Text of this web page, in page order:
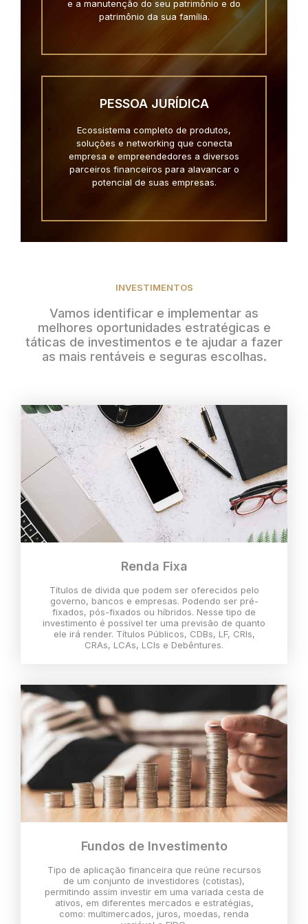
e a manutenção do seu patrimônio e do
patrimônio da sua família.
PESSOA JURÍDICA
Ecossistema completo de produtos,
soluções e networking que conecta
empresa e empreendedores a diversos
parceiros financeiros para alavancar o
potencial de suas empresas.
INVESTIMENTOS
Vamos identificar e implementar as
melhores oportunidades estratégicas e
táticas de investimentos e te ajudar a fazer
as mais rentáveis e seguras escolhas.
Renda Fixa
Títulos de dívida que podem ser oferecidos pelo
governo, bancos e empresas. Podendo ser pré-
fixados, pós-fixados ou híbridos. Nesse tipo de
investimento é possível ter uma previsão de quanto
ele irá render. Títulos Públicos, CDBs, LF, CRIs,
CRAs, LCAs, LCIs e Debêntures.
Fundos de Investimento
Tipo de aplicação financeira que reúne recursos
de um conjunto de investidores (cotistas),
permitindo assim investir em uma variada cesta de
ativos, em diferentes mercados e estratégias,
como: multimercados, juros, moedas, renda